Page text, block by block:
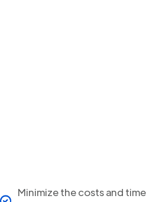
Minimize the costs and